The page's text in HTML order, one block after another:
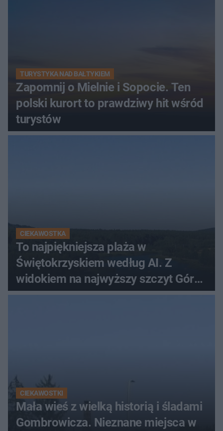
TURYSTYKA NAD BAŁTYKIEM
Zapomnij o Mielnie i Sopocie. Ten
polski kurort to prawdziwy hit wśród
turystów
CIEKAWOSTKA
To najpiękniejsza plaża w
Świętokrzyskiem według AI. Z
widokiem na najwyższy szczyt Gór
Świętokrzyskich
CIEKAWOSTKI
Mała wieś z wielką historią i śladami
Gombrowicza. Nieznane miejsca w